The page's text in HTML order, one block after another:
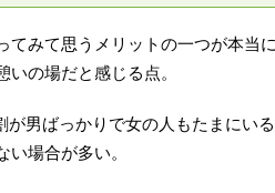
てみて思うメリットの一つが本当
いの場だと感じる点。
が男ばっかりで女の人もたまにい
い場合が多い。